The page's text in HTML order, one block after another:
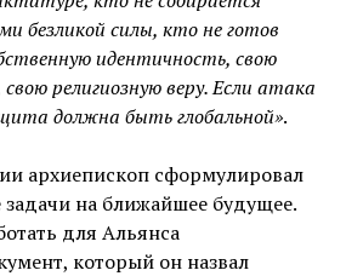
безликой силы, кто не готов
идентичность, свою
религиозную веру. Если атака
должна быть глобальной».
архиепископ сформулировал
задачи на ближайшее будущее.
для Альянса
который он назвал